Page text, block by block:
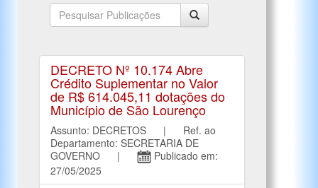
DECRETO Nº 10.174 Abre
Crédito Suplementar no Valor
de R$ 614.045,11 dotações do
Município de São Lourenço
Assunto: DECRETOS | Ref. ao
Departamento: SECRETARIA DE
GOVERNO |
Publicado em:
27/05/2025